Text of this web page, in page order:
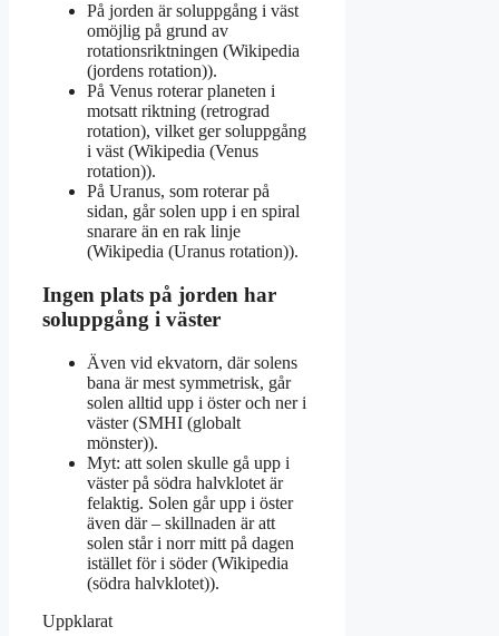
På jorden är soluppgång i väst
omöjlig på grund av
rotationsriktningen (Wikipedia
(jordens rotation)).
På Venus roterar planeten i
motsatt riktning (retrograd
rotation), vilket ger soluppgång
i väst (Wikipedia (Venus
rotation)).
På Uranus, som roterar på
sidan, går solen upp i en spiral
snarare än en rak linje
(Wikipedia (Uranus rotation)).
Ingen plats på jorden har
soluppgång i väster
Även vid ekvatorn, där solens
bana är mest symmetrisk, går
solen alltid upp i öster och ner i
väster (SMHI (globalt
mönster)).
Myt: att solen skulle gå upp i
väster på södra halvklotet är
felaktig. Solen går upp i öster
även där – skillnaden är att
solen står i norr mitt på dagen
istället för i söder (Wikipedia
(södra halvklotet)).
Uppklarat